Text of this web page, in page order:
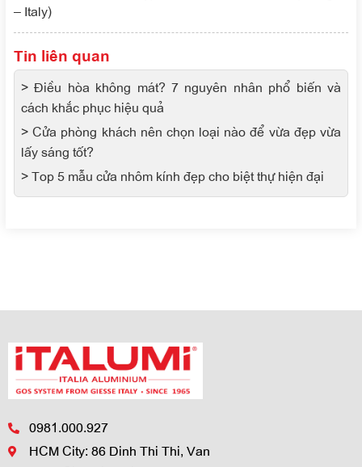
– Italy)
Tin liên quan
> Điều hòa không mát? 7 nguyên nhân phổ biến và
cách khắc phục hiệu quả
> Cửa phòng khách nên chọn loại nào để vừa đẹp vừa
lấy sáng tốt?
> Top 5 mẫu cửa nhôm kính đẹp cho biệt thự hiện đại
0981.000.927
HCM City: 86 Dinh Thi Thi, Van